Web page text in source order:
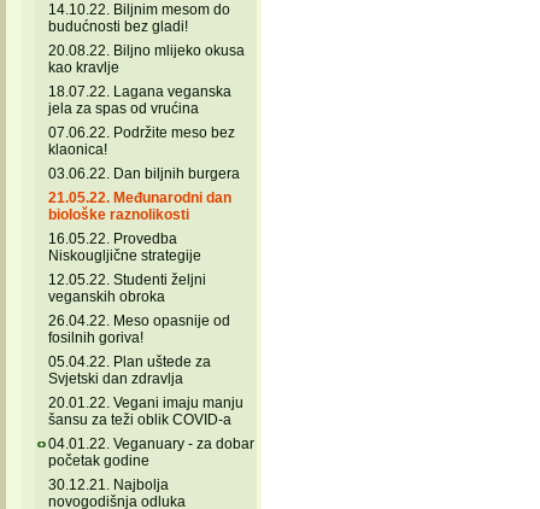
14.10.22. Biljnim mesom do
budućnosti bez gladi!
20.08.22. Biljno mlijeko okusa
kao kravlje
18.07.22. Lagana veganska
jela za spas od vrućina
07.06.22. Podržite meso bez
klaonica!
03.06.22. Dan biljnih burgera
21.05.22. Međunarodni dan
biološke raznolikosti
16.05.22. Provedba
Niskougljične strategije
12.05.22. Studenti željni
veganskih obroka
26.04.22. Meso opasnije od
fosilnih goriva!
05.04.22. Plan uštede za
Svjetski dan zdravlja
20.01.22. Vegani imaju manju
šansu za teži oblik COVID-a
04.01.22. Veganuary - za dobar
početak godine
30.12.21. Najbolja
novogodišnja odluka